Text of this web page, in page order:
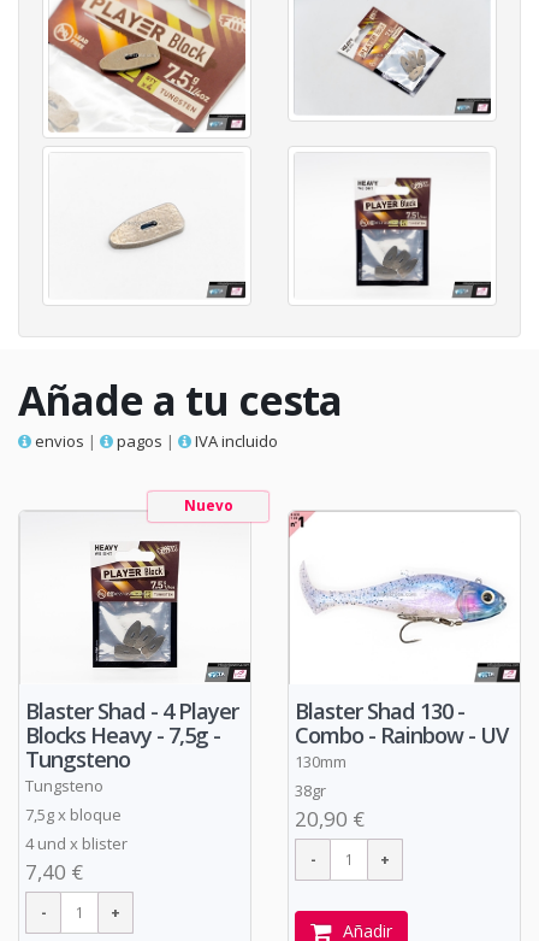
Añade a tu cesta
envios | pagos | IVA incluido
Nuevo
Blaster Shad - 4 Player
Blocks Heavy - 7,5g -
Tungsteno
Tungsteno
7,5g x bloque
4 und x blister
7,40 €
Blaster Shad 130 -
Combo - Rainbow - UV
130mm
38gr
20,90 €
Añadir